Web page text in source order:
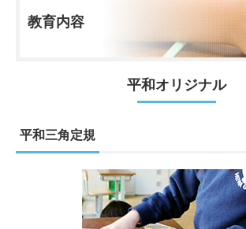
教育内容
平和オリジナル
平和三角定規